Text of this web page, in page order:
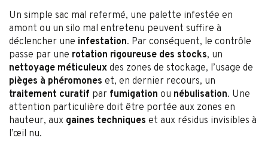
Un simple sac mal refermé, une palette infestée en
amont ou un silo mal entretenu peuvent suffire à
déclencher une infestation. Par conséquent, le contrôle
passe par une rotation rigoureuse des stocks, un
nettoyage méticuleux des zones de stockage, l’usage de
pièges à phéromones et, en dernier recours, un
traitement curatif par fumigation ou nébulisation. Une
attention particulière doit être portée aux zones en
hauteur, aux gaines techniques et aux résidus invisibles à
l’œil nu.